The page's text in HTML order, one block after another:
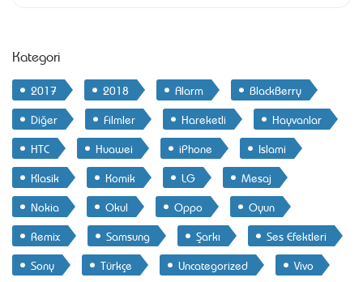
Kategori
2017 2018 Alarm
BlackBerry
Diğer
Filmler Hareketli
Hayvanlar
HTC
Huawei iPhone
Islami
Klasik
Komik LG
Mesaj
Nokia
Okul Oppo
Oyun
Remix
Samsung Şarkı
Ses Efektleri
Sony
Türkçe Uncategorized Vivo